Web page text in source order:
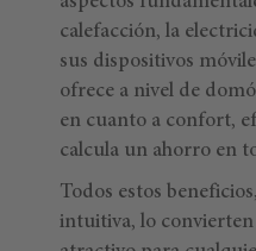
calefacción, la
sus dispositivos
ofrece a nivel de
en cuanto a confort,
calcula un ahorro en
Todos estos
intuitiva, lo